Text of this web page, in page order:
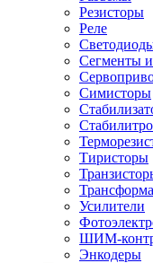
Резисторы
Реле
Сегменты
Симисторы
Тиристоры
Усилители
ШИМ-
Энкодеры